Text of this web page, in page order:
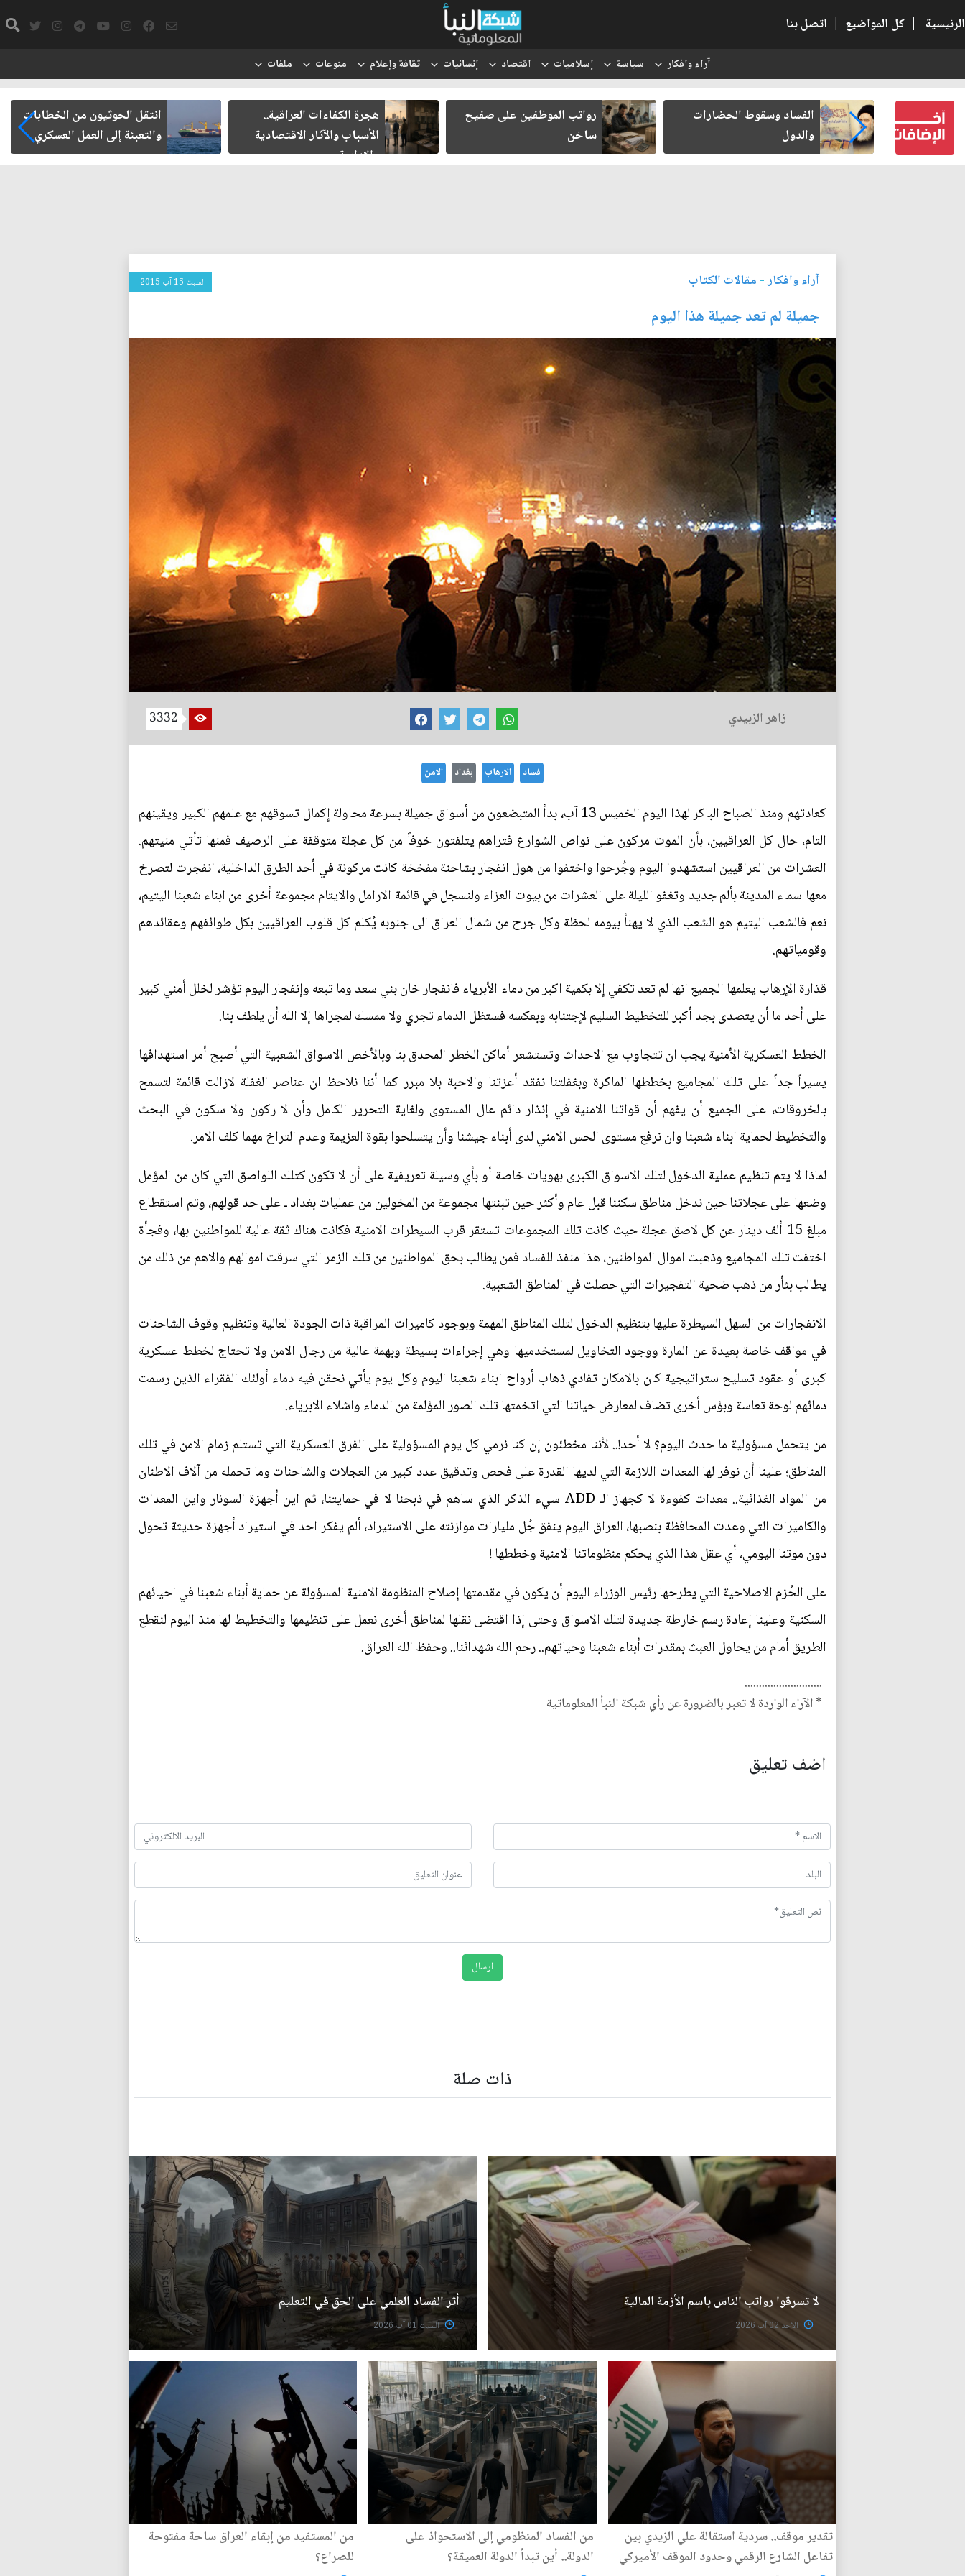
الرئيسية | كل المواضيع | اتصل بنا
آراء وافكار سياسة إسلاميات اقتصاد إنسانيات ثقافة وإعلام منوعات ملفات
كتب لنفسه
الفساد وسقوط الحضارات
والدول
رواتب الموظفين على صفيح
ساخن
هجرة الكفاءات العراقية..
الأسباب والآثار الاقتصادية
والإدارية
انتقل الحوثيون من الخطابات
والتعبئة إلى العمل العسكري
آراء وافكار- مقالات الكتاب السبت 15 آب 2015
جميلة لم تعد جميلة هذا اليوم
زاهر الزبيدي 3332
فساد الارهاب بغداد الامن
كعادتهم ومنذ الصباح الباكر لهذا اليوم الخميس 13 آب، بدأ المتبضعون من أسواق جميلة بسرعة محاولة إكمال تسوقهم مع علمهم الكبير ويقينهم
التام، حال كل العراقيين، بأن الموت مركون على نواص الشوارع فتراهم يتلفتون خوفاً من كل عجلة متوقفة على الرصيف فمنها تأتي منيتهم.
العشرات من العراقيين استشهدوا اليوم وجُرحوا واختفوا من هول انفجار بشاحنة مفخخة كانت مركونة في أحد الطرق الداخلية، انفجرت لتصرخ
معها سماء المدينة بألم جديد وتغفو الليلة على العشرات من بيوت العزاء ولنسجل في قائمة الارامل والايتام مجموعة أخرى من ابناء شعبنا اليتيم،
نعم فالشعب اليتيم هو الشعب الذي لا يهنأ بيومه لحظة وكل جرح من شمال العراق الى جنوبه يُكلم كل قلوب العراقيين بكل طوائفهم وعقائدهم
وقومياتهم.
قذارة الإرهاب يعلمها الجميع انها لم تعد تكفي إلا بكمية اكبر من دماء الأبرياء فانفجار خان بني سعد وما تبعه وإنفجار اليوم تؤشر لخلل أمني كبير
على أحد ما أن يتصدى بجد أكبر للتخطيط السليم لإجتنابه وبعكسه فستظل الدماء تجري ولا ممسك لمجراها إلا الله أن يلطف بنا.
الخطط العسكرية الأمنية يجب ان تتجاوب مع الاحداث وتستشعر أماكن الخطر المحدق بنا وبالأخص الاسواق الشعبية التي أصبح أمر استهدافها
يسيراً جداً على تلك المجاميع بخططها الماكرة وبغفلتنا نفقد أعزتنا والاحبة بلا مبرر كما أننا نلاحظ ان عناصر الغفلة لازالت قائمة لتسمح
بالخروقات، على الجميع أن يفهم أن قواتنا الامنية في إنذار دائم عال المستوى ولغاية التحرير الكامل وأن لا ركون ولا سكون في البحث
والتخطيط لحماية ابناء شعبنا وان نرفع مستوى الحس الامني لدى أبناء جيشنا وأن يتسلحوا بقوة العزيمة وعدم التراخ مهما كلف الامر.
لماذا لا يتم تنظيم عملية الدخول لتلك الاسواق الكبرى بهويات خاصة أو بأي وسيلة تعريفية على أن لا تكون كتلك اللواصق التي كان من المؤمل
وضعها على عجلاتنا حين ندخل مناطق سكننا قبل عام وأكثر حين تبنتها مجموعة من المخولين من عمليات بغداد ـ على حد قولهم، وتم استقطاع
مبلغ 15 ألف دينار عن كل لاصق عجلة حيث كانت تلك المجموعات تستقر قرب السيطرات الامنية فكانت هناك ثقة عالية للمواطنين بها، وفجأة
اختفت تلك المجاميع وذهبت اموال المواطنين، هذا منفذ للفساد فمن يطالب بحق المواطنين من تلك الزمر التي سرقت اموالهم والاهم من ذلك من
يطالب بثأر من ذهب ضحية التفجيرات التي حصلت في المناطق الشعبية.
الانفجارات من السهل السيطرة عليها بتنظيم الدخول لتلك المناطق المهمة وبوجود كاميرات المراقبة ذات الجودة العالية وتنظيم وقوف الشاحنات
في مواقف خاصة بعيدة عن المارة ووجود التخاويل لمستخدميها وهي إجراءات بسيطة وبهمة عالية من رجال الامن ولا تحتاج لخطط عسكرية
كبرى أو عقود تسليح ستراتيجية كان بالامكان تفادي ذهاب أرواح ابناء شعبنا اليوم وكل يوم يأتي نحقن فيه دماء أولئك الفقراء الذين رسمت
دمائهم لوحة تعاسة وبؤس أخرى تضاف لمعارض حياتنا التي اتخمتها تلك الصور المؤلمة من الدماء واشلاء الابرياء.
من يتحمل مسؤولية ما حدث اليوم؟ لا أحد!.. لأننا مخطئون إن كنا نرمي كل يوم المسؤولية على الفرق العسكرية التي تستلم زمام الامن في تلك
المناطق؛ علينا أن نوفر لها المعدات اللازمة التي لديها القدرة على فحص وتدقيق عدد كبير من العجلات والشاحنات وما تحمله من آلاف الاطنان
من المواد الغذائية.. معدات كفوءة لا كجهاز الـ ADD سيء الذكر الذي ساهم في ذبحنا لا في حمايتنا، ثم اين أجهزة السونار واين المعدات
والكاميرات التي وعدت المحافظة بنصبها، العراق اليوم ينفق جُل مليارات موازنته على الاستيراد، ألم يفكر احد في استيراد أجهزة حديثة تحول
دون موتنا اليومي، أي عقل هذا الذي يحكم منظوماتنا الامنية وخططها !
على الحُزم الاصلاحية التي يطرحها رئيس الوزراء اليوم أن يكون في مقدمتها إصلاح المنظومة الامنية المسؤولة عن حماية أبناء شعبنا في احيائهم
السكنية وعلينا إعادة رسم خارطة جديدة لتلك الاسواق وحتى إذا اقتضى نقلها لمناطق أخرى نعمل على تنظيمها والتخطيط لها منذ اليوم لنقطع
الطريق أمام من يحاول العبث بمقدرات أبناء شعبنا وحياتهم.. رحم الله شهدائنا.. وحفظ الله العراق.
...........................
* الآراء الواردة لا تعبر بالضرورة عن رأي شبكة النبأ المعلوماتية
اضف تعليق
ذات صلة
لا تسرقوا رواتب الناس باسم الأزمة المالية
الأحد 02 آب 2026
أثر الفساد العلمي على الحق في التعليم
السبت 01 آب 2026
تقدير موقف.. سردية استقالة علي الزيدي بين
تفاعل الشارع الرقمي وحدود الموقف الأميركي
من الفساد المنظومي إلى الاستحواذ على
الدولة.. أين تبدأ الدولة العميقة؟
من المستفيد من إبقاء العراق ساحة مفتوحة
للصراع؟